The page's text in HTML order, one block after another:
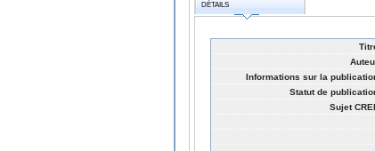
DÉTAILS
Informations sur la
Statut de
Sujet